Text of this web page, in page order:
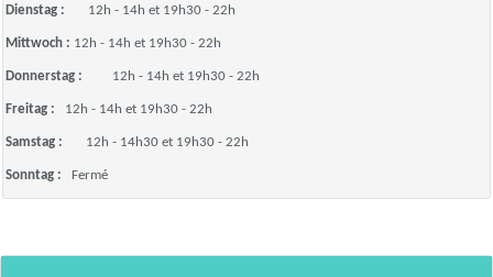
Dienstag : 12h - 14h et 19h30 - 22h
Mittwoch : 12h - 14h et 19h30 - 22h
Donnerstag : 12h - 14h et 19h30 - 22h
Freitag : 12h - 14h et 19h30 - 22h
Samstag : 12h - 14h30 et 19h30 - 22h
Sonntag : Fermé